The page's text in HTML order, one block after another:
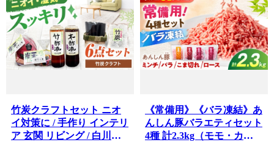
竹炭クラフトセット ニオ
イ対策に / 手作り インテリ
ア 玄関 リビング / 白川町 /
《常備用》《バラ凍結》あ
んしん豚バラエティセット
4種 計2.3kg（モモ・カタ